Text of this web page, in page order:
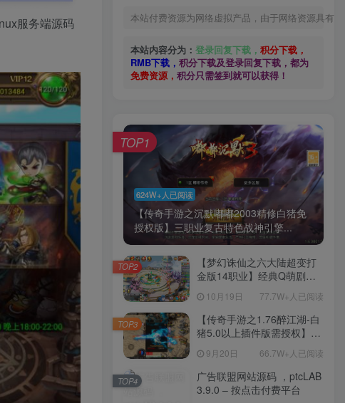
服务端源码
本站付费资源为网络虚拟产品，由于网络资源具有
本站内容分为： 登录回复下载， 积分下载，
RMB下载， 积分下载及登录回复下载，都为
免费资源， 积分只需签到就可以获得！
624W+人已阅读
【传奇手游之沉默嘟嘟2003精修白猪免
授权版】三职业复古特色战神引擎...
TOP1
【梦幻诛仙之六大陆超变打
金版14职业】经典Q萌剧情
Linux服务端源码视频架设教
程-新版多功能GM网页后台
工具-安卓苹果IOS双端版
本！
10月19日 77.7W+人已阅读
TOP2
【传奇手游之1.76醉江湖-白
猪5.0以上插件版需授权】三
手游-Win服务端源码视频架
设教程-新版GM多功能网页
授权物品后台-九层妖塔-法宠
9月20日 66.7W+人已阅读
TOP3
广告联盟网站源码 ，ptcLAB
3.9.0 – 按点击付费平台
TOP4